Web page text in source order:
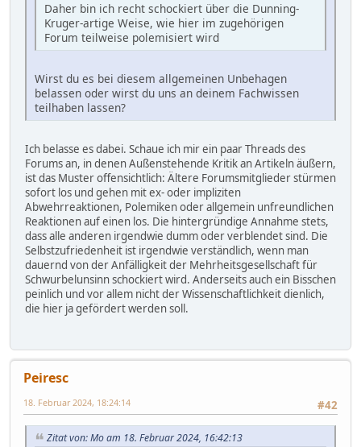
Daher bin ich recht schockiert über die Dunning-
Kruger-artige Weise, wie hier im zugehörigen
Forum teilweise polemisiert wird
Wirst du es bei diesem allgemeinen Unbehagen
belassen oder wirst du uns an deinem Fachwissen
teilhaben lassen?
Ich belasse es dabei. Schaue ich mir ein paar Threads des
Forums an, in denen Außenstehende Kritik an Artikeln äußern,
ist das Muster offensichtlich: Ältere Forumsmitglieder stürmen
sofort los und gehen mit ex- oder impliziten
Abwehrreaktionen, Polemiken oder allgemein unfreundlichen
Reaktionen auf einen los. Die hintergründige Annahme stets,
dass alle anderen irgendwie dumm oder verblendet sind. Die
Selbstzufriedenheit ist irgendwie verständlich, wenn man
dauernd von der Anfälligkeit der Mehrheitsgesellschaft für
Schwurbelunsinn schockiert wird. Anderseits auch ein Bisschen
peinlich und vor allem nicht der Wissenschaftlichkeit dienlich,
die hier ja gefördert werden soll.
Peiresc
#42
18. Februar 2024, 18:24:14
Zitat von: Mo am 18. Februar 2024, 16:42:13